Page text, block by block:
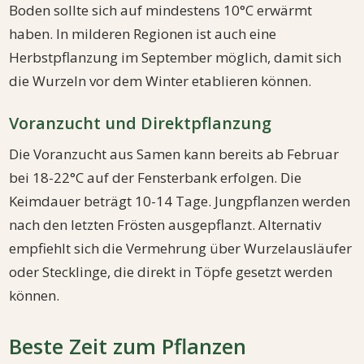
Boden sollte sich auf mindestens 10°C erwärmt
haben. In milderen Regionen ist auch eine
Herbstpflanzung im September möglich, damit sich
die Wurzeln vor dem Winter etablieren können.
Voranzucht und Direktpflanzung
Die Voranzucht aus Samen kann bereits ab Februar
bei 18-22°C auf der Fensterbank erfolgen. Die
Keimdauer beträgt 10-14 Tage. Jungpflanzen werden
nach den letzten Frösten ausgepflanzt. Alternativ
empfiehlt sich die Vermehrung über Wurzelausläufer
oder Stecklinge, die direkt in Töpfe gesetzt werden
können.
Beste Zeit zum Pflanzen